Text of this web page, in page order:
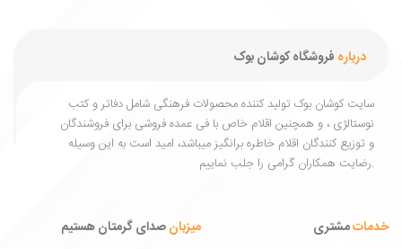
فروشگاه کوشان بوک
کوشان بوک تولید کننده محصولات فرهنگی شامل دفاتر و کتب
، و همچنین اقلام خاص با فی عمده فروشی برای فروشندگان
کنندگان اقلام خاطره برانگیز میباشد، امید است به این وسیله
مشتری صدای گرمتان هستیم